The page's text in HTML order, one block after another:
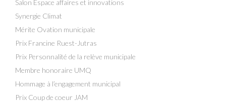
Salon Espace affaires et innovations
Synergie Climat
Mérite Ovation municipale
Prix Francine Ruest-Jutras
Prix Personnalité de la relève municipale
Membre honoraire UMQ
Hommage à l’engagement municipal
Prix Coup de coeur JAM